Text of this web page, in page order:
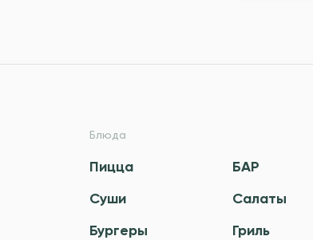
Блюда
Пицца
БАР
Суши
Салаты
Бургеры
Гриль